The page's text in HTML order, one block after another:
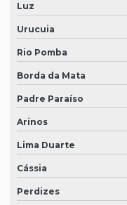
Luz
Urucuia
Rio Pomba
Borda da Mata
Padre Paraíso
Arinos
Lima Duarte
Cássia
Perdizes